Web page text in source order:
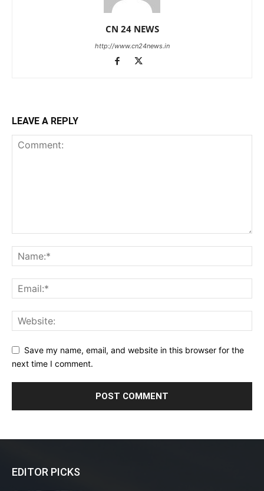
CN 24 NEWS
http://www.cn24news.in
LEAVE A REPLY
Save my name, email, and website in this browser for the
next time I comment.
EDITOR PICKS